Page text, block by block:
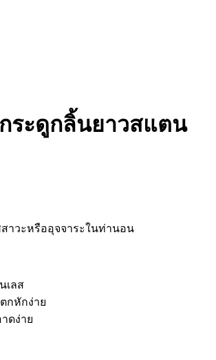
ระดูกลิ้นยาวสแตน
าวะหรืออุจจาระในท่านอน
เลส
กหักง่าย
ดง่าย